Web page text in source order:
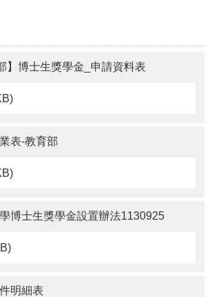
】博士生獎學金_申請資料表
表-教育部
博士生獎學金設置辦法1130925
明細表